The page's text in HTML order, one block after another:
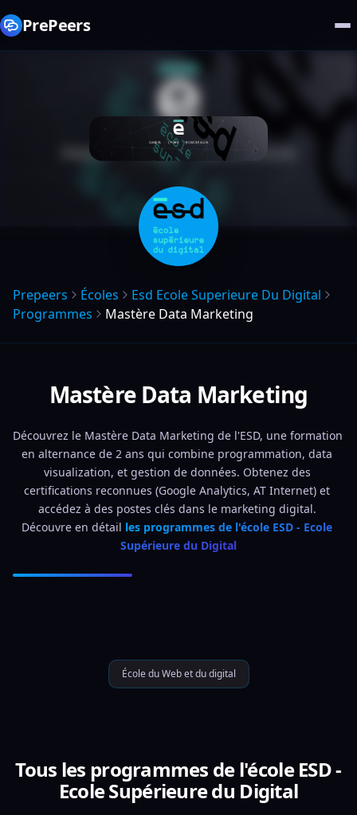
PrePeers
Prepeers Écoles
Esd Ecole Superieure Du Digital
Programmes
Mastère Data Marketing
Mastère Data Marketing
Découvrez le Mastère Data Marketing de l'ESD, une formation
en alternance de 2 ans qui combine programmation, data
visualization, et gestion de données. Obtenez des
certifications reconnues (Google Analytics, AT Internet) et
accédez à des postes clés dans le marketing digital.
Découvre en détail les programmes de l'école ESD - Ecole
Supérieure du Digital
École du Web et du digital
Tous les programmes de l'école ESD -
Ecole Supérieure du Digital